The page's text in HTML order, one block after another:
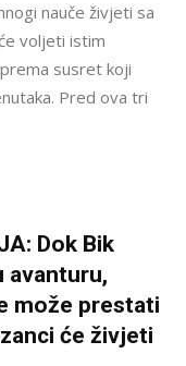
nauče živjeti sa
voljeti istim
susret koji
Pred ova tri
Dok Bik
avanturu,
može prestati
će živjeti